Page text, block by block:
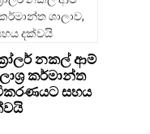
නකල් ආම්
කර්මාන්ත
සහය